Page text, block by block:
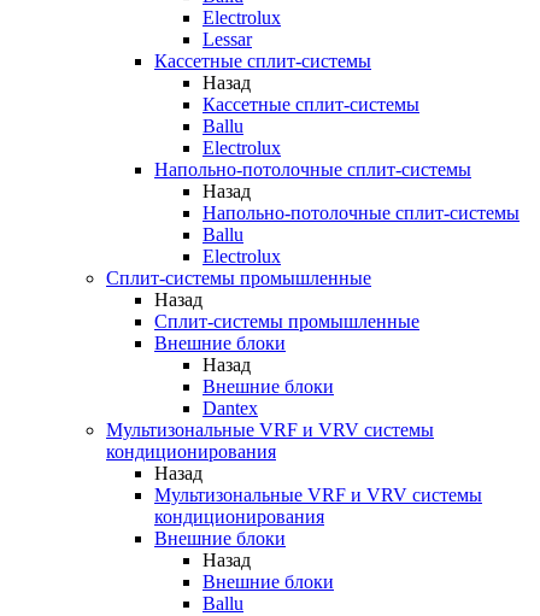
Electrolux
Lessar
Кассетные сплит-системы
Назад
Кассетные сплит-системы
Ballu
Electrolux
Напольно-потолочные сплит-системы
Назад
Напольно-потолочные сплит-системы
Ballu
Electrolux
Сплит-системы промышленные
Назад
Сплит-системы промышленные
Внешние блоки
Назад
Внешние блоки
Dantex
Мультизональные VRF и VRV системы
кондиционирования
Назад
Мультизональные VRF и VRV системы
кондиционирования
Внешние блоки
Назад
Внешние блоки
Ballu